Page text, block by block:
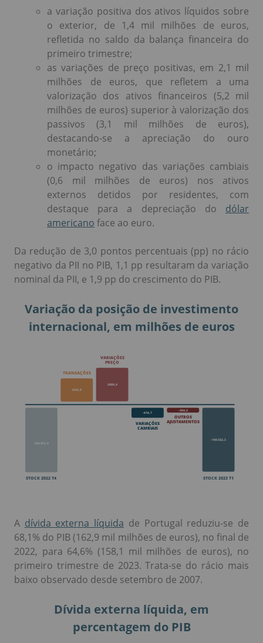
a variação positiva dos ativos líquidos sobre
o exterior, de 1,4 mil milhões de euros,
refletida no saldo da balança financeira do
primeiro trimestre;
as variações de preço positivas, em 2,1 mil
milhões de euros, que refletem a uma
valorização dos ativos financeiros (5,2 mil
milhões de euros) superior à valorização dos
passivos (3,1 mil milhões de euros),
destacando-se a apreciação do ouro
monetário;
o impacto negativo das variações cambiais
(0,6 mil milhões de euros) nos ativos
externos detidos por residentes, com
destaque para a depreciação do dólar
americano face ao euro.
Da redução de 3,0 pontos percentuais (pp) no rácio
negativo da PII no PIB, 1,1 pp resultaram da variação
nominal da PII, e 1,9 pp do crescimento do PIB.
Variação da posição de investimento
internacional, em milhões de euros
A dívida externa líquida de Portugal reduziu-se de
68,1% do PIB (162,9 mil milhões de euros), no final de
2022, para 64,6% (158,1 mil milhões de euros), no
primeiro trimestre de 2023. Trata-se do rácio mais
baixo observado desde setembro de 2007.
Dívida externa líquida, em
percentagem do PIB